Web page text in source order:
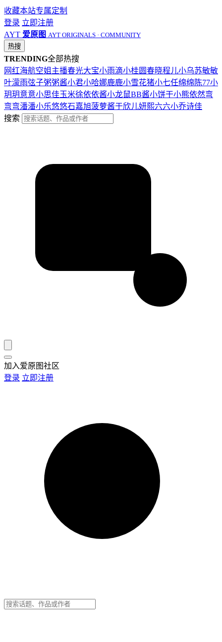
收藏本站专属定制
登录 立即注册
AYT 爱原图 AYT ORIGINALS · COMMUNITY
热搜
TRENDING全部热搜
网红海航空姐 主播春光大宝小雨滴小桂圆春晓程儿小乌苏敏敏
叶濛雨弦子粥粥酱小君小哈娜鹿鹿小雪花猪小七任绵绵 陈77小
玥玥意意小思佳玉米徐依依酱小龙鼠BB酱小饼干小熊依然弯
弯弯潘潘小乐悠悠石嘉旭菠萝酱于欣儿妍熙六六小乔诗佳
搜索
加入爱原图社区
登录 立即注册